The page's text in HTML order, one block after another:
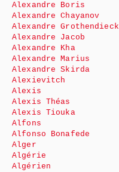
Alexandre Boris
Alexandre Chayanov
Alexandre Grothendieck
Alexandre Jacob
Alexandre Kha
Alexandre Marius
Alexandre Skirda
Alexievitch
Alexis
Alexis Théas
Alexis Tiouka
Alfons
Alfonso Bonafede
Alger
Algérie
Algérien